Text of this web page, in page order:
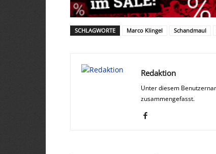
SCHLAGWORTE Marco Klingel Schandmaul
Redaktion
Unter diesem
zusammengefasst.